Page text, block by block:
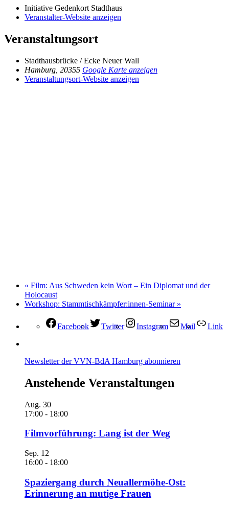
Initiative Gedenkort Stadthaus
Veranstalter-Website anzeigen
Veranstaltungsort
Stadthausbrücke / Ecke Neuer Wall
Hamburg 20355 Google Karte anzeigen
Veranstaltungsort-Website anzeigen
« Film: Aus Schweden kein Wort – Ein Diplomat und der
Holocaust
Workshop: Stammtischkämpfer:innen-Seminar »
Facebook Twitter Instagram Mail Link
Newsletter der VVN-BdA Hamburg abonnieren
Anstehende Veranstaltungen
Aug. 30
17:00 - 18:00
Filmvorführung: Lang ist der Weg
Sep. 12
16:00 - 18:00
Spaziergang durch Neuallermöhe-Ost:
Erinnerung an mutige Frauen